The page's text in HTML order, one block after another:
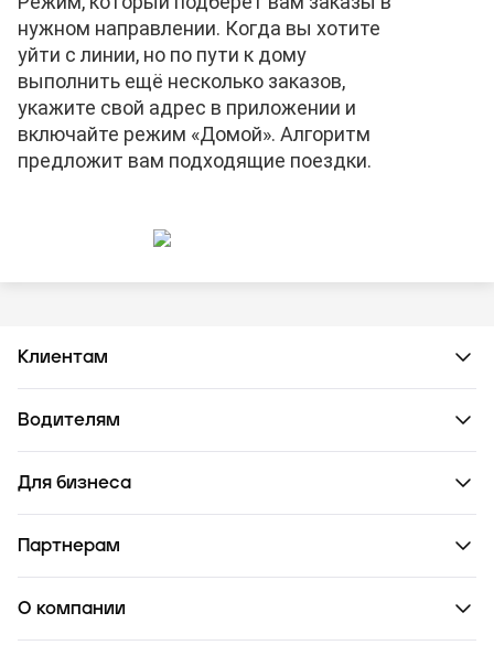
нужном направлении. Когда вы хотите
уйти с линии, но по пути к дому
выполнить ещё несколько заказов,
укажите свой адрес в приложении и
включайте режим «Домой». Алгоритм
предложит вам подходящие поездки.
Клиентам
Водителям
Для бизнеса
Партнерам
О компании